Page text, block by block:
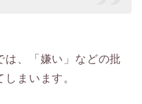
は、「嫌い」などの批
まいます。